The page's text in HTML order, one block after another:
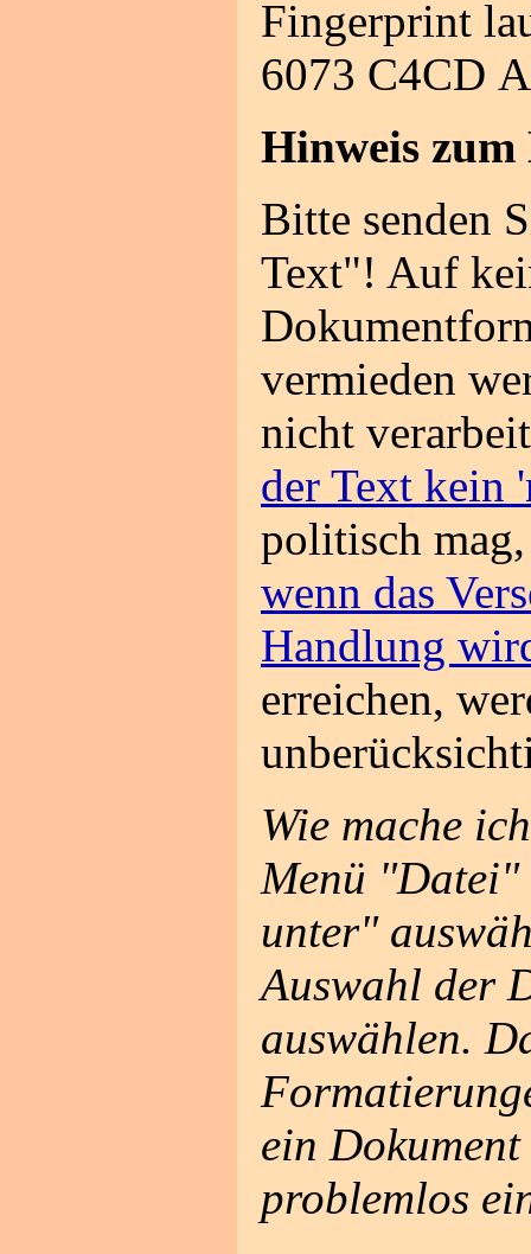
Fingerprint
6073 C4CD
Hinweis
Bitte senden
Text"! Auf
vermieden
nicht
der Text kein
politisch
wenn das
Handlung
erreichen,
Wie mache
Menü "Datei"
unter"
Auswahl der
auswählen.
ein
problemlos